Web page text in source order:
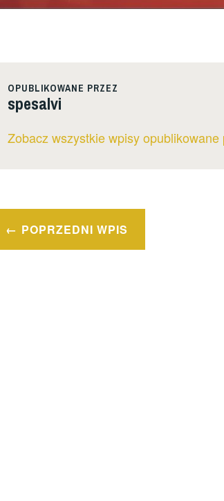
OPUBLIKOWANE PRZEZ
spesalvi
Zobacz wszystkie wpisy opublikowane
Nawigacja
POPRZEDNI WPIS